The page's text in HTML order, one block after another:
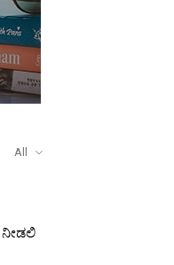
All
ನೀಡಲಿ